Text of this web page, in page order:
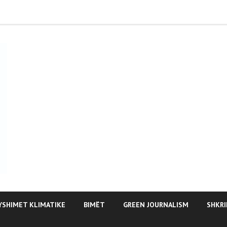
KLIMATIKE BIMËT GREEN JOURNALISM